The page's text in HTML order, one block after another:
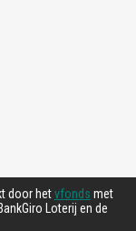
door hetvfonds met
Loterij en de